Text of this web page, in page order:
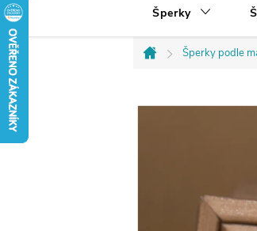
Šperky
Domů
Šperky podle